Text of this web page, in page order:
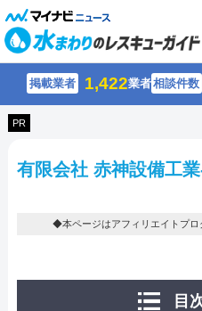
掲載業者 1,422業者相談件数
PR
有限会社 赤神設備工
◆本ページはアフィリエイトプロ
目